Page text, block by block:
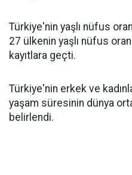
Türkiye'nin yaşlı nüfus
27 ülkenin yaşlı nüfus
kayıtlara geçti.
Türkiye'nin erkek ve
yaşam süresinin dünya
belirlendi.